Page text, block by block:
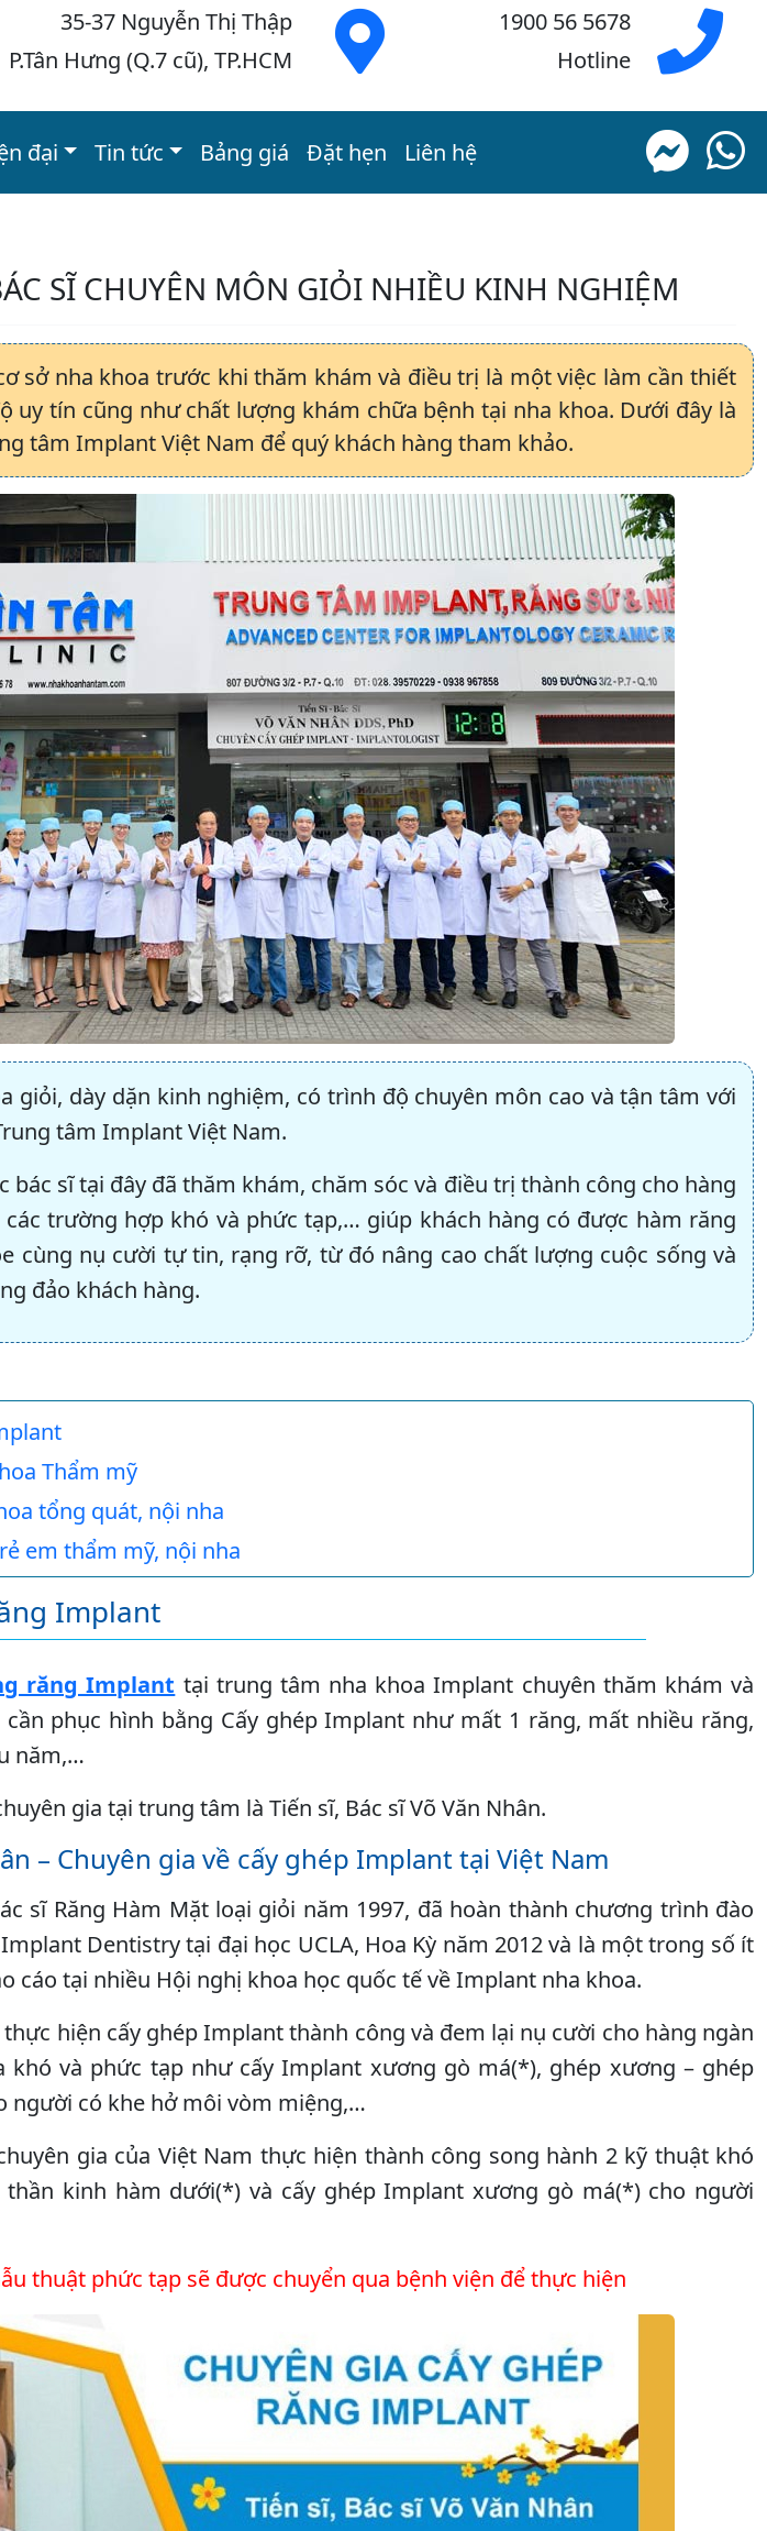
35-37 Nguyễn Thị Thập
P.Tân Hưng (Q.7 cũ), TP.HCM
1900 56 5678
Hotline
đại Tin tức Bảng giá Đặt hẹn Liên hệ
SĨ CHUYÊN MÔN GIỎI NHIỀU KINH NGHIỆM
sở nha khoa trước khi thăm khám và điều trị là một việc làm cần thiết
uy tín cũng như chất lượng khám chữa bệnh tại nha khoa. Dưới đây là
tâm Implant Việt Nam để quý khách hàng tham khảo.
giỏi, dày dặn kinh nghiệm, có trình độ chuyên môn cao và tận tâm với
tâm Implant Việt Nam.
bác sĩ tại đây đã thăm khám, chăm sóc và điều trị thành công cho hàng
trường hợp khó và phức tạp,… giúp khách hàng có được hàm răng
cùng nụ cười tự tin, rạng rỡ, từ đó nâng cao chất lượng cuộc sống và
đảo khách hàng.
Thẩm mỹ
tổng quát, nội nha
em thẩm mỹ, nội nha
Implant
răng Implant tại trung tâm nha khoa Implant chuyên thăm khám và
phục hình bằng Cấy ghép Implant như mất 1 răng, mất nhiều răng,
năm,…
gia tại trung tâm là Tiến sĩ, Bác sĩ Võ Văn Nhân.
– Chuyên gia về cấy ghép Implant tại Việt Nam
sĩ Răng Hàm Mặt loại giỏi năm 1997, đã hoàn thành chương trình đào
Dentistry tại đại học UCLA, Hoa Kỳ năm 2012 và là một trong số ít
cáo tại nhiều Hội nghị khoa học quốc tế về Implant nha khoa.
hiện cấy ghép Implant thành công và đem lại nụ cười cho hàng ngàn
khó và phức tạp như cấy Implant xương gò má(*), ghép xương – ghép
người có khe hở môi vòm miệng,…
gia của Việt Nam thực hiện thành công song hành 2 kỹ thuật khó
kinh hàm dưới(*) và cấy ghép Implant xương gò má(*) cho người
thuật phức tạp sẽ được chuyển qua bệnh viện để thực hiện